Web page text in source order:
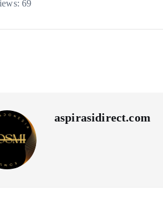
69
aspirasidirect.com